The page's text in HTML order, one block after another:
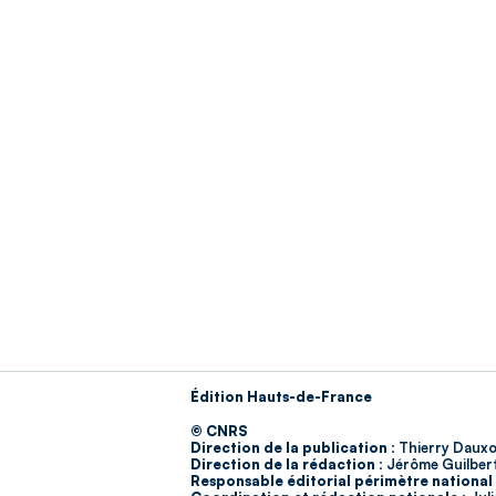
Édition Hauts-de-France
© CNRS
Direction de la publication : Thierry
Direction de la rédaction : Jérôme
Responsable éditorial périmètre national